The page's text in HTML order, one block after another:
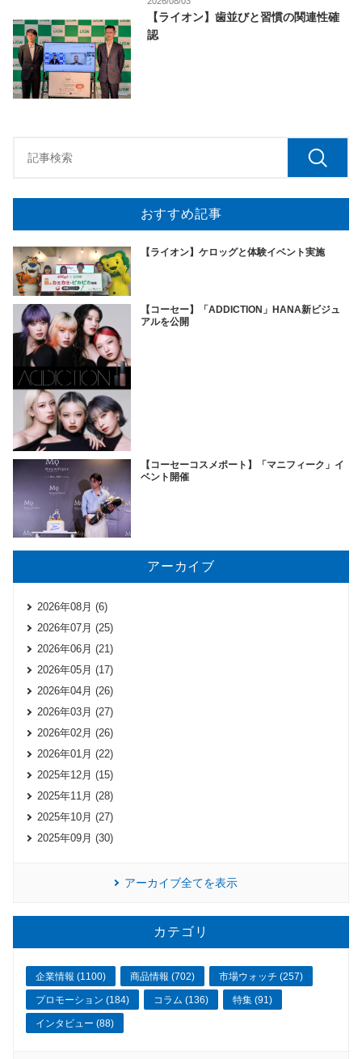
【ライオン】歯並びと習慣の関連性確
認
おすすめ記事
【ライオン】ケロッグと体験イベント実施
【コーセー】「ADDICTION」HANA新ビジュ
アルを公開
【コーセーコスメポート】「マニフィーク」イ
ベント開催
アーカイブ
2026年08月 (6)
2026年07月 (25)
2026年06月 (21)
2026年05月 (17)
2026年04月 (26)
2026年03月 (27)
2026年02月 (26)
2026年01月 (22)
2025年12月 (15)
2025年11月 (28)
2025年10月 (27)
2025年09月 (30)
アーカイブ全てを表示
カテゴリ
企業情報 (1100) 商品情報 (702) 市場ウォッチ (257)
プロモーション (184) コラム (136) 特集 (91)
インタビュー (88)